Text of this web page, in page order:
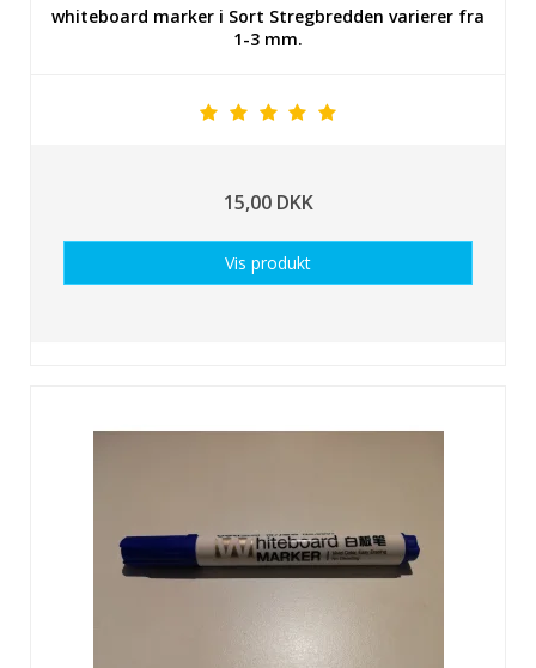
whiteboard marker i Sort Stregbredden varierer fra
1-3 mm.
15,00 DKK
Vis produkt